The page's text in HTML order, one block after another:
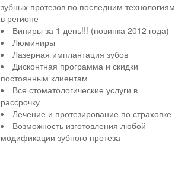
зубных протезов по последним технологиям
в регионе
Виниры за 1 день!!! (новинка 2012 года)
Люминиры
Лазерная имплантация зубов
Дисконтная программа и скидки
постоянным клиентам
Все стоматологические услуги в
рассрочку
Лечение и протезирование по страховке
Возможность изготовления любой
модификации зубного протеза